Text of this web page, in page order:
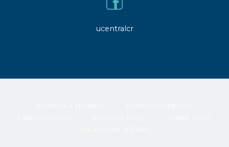
ucentralcr